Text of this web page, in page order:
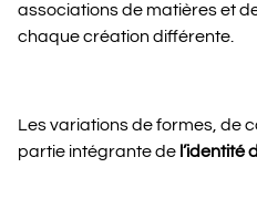
associations de matières et
chaque création différente.
Les variations de formes, de
partie intégrante de l’identité